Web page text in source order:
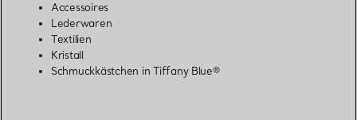
Accessoires
Lederwaren
Textilien
Kristall
Schmuckkästchen in Tiffany Blue®